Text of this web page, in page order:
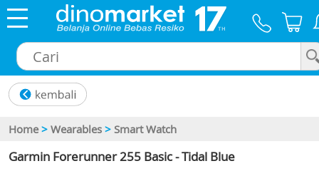
Home > Wearables > Smart Watch
Garmin Forerunner 255 Basic - Tidal Blue